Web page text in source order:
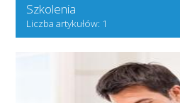
Szkolenia
Liczba artykułów: 1